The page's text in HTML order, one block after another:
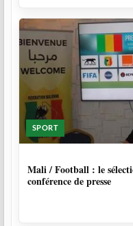
SPORT
Mali / Football : le
conférence de presse